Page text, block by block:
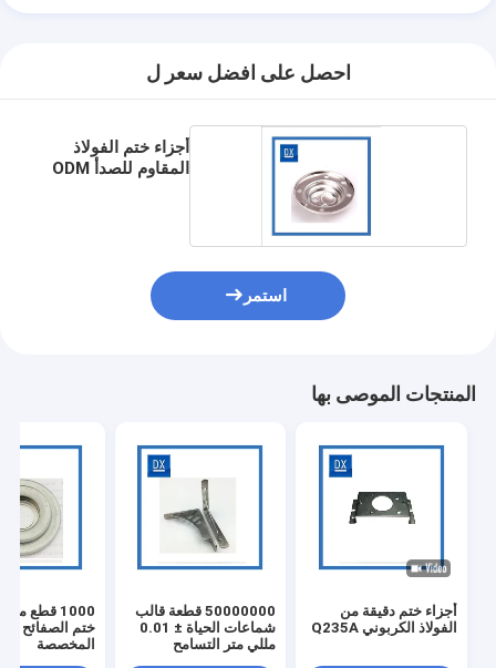
احصل على افضل سعر ل
أجزاء ختم الفولاذ
المقاوم للصدأ ODM
استمر
المنتجات الموصى بها
أجزاء ختم دقيقة من
الفولاذ الكربوني Q235A
50000000 قطعة قالب
شماعات الحياة ± 0.01
مللي متر التسامح
1000 قطع
ختم الصفائح
المخصصة